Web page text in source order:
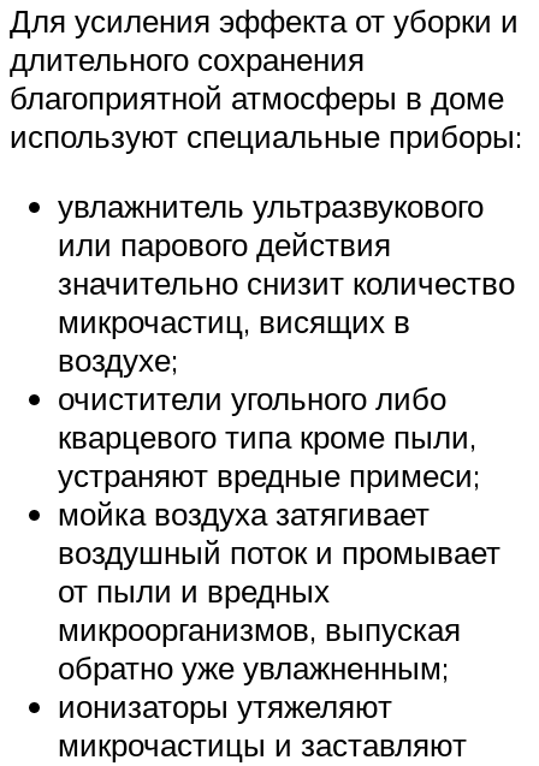
Для усиления эффекта от уборки и
длительного сохранения
благоприятной атмосферы в доме
используют специальные приборы:
увлажнитель ультразвукового
или парового действия
значительно снизит количество
микрочастиц, висящих в
воздухе;
очистители угольного либо
кварцевого типа кроме пыли,
устраняют вредные примеси;
мойка воздуха затягивает
воздушный поток и промывает
от пыли и вредных
микроорганизмов, выпуская
обратно уже увлажненным;
ионизаторы утяжеляют
микрочастицы и заставляют